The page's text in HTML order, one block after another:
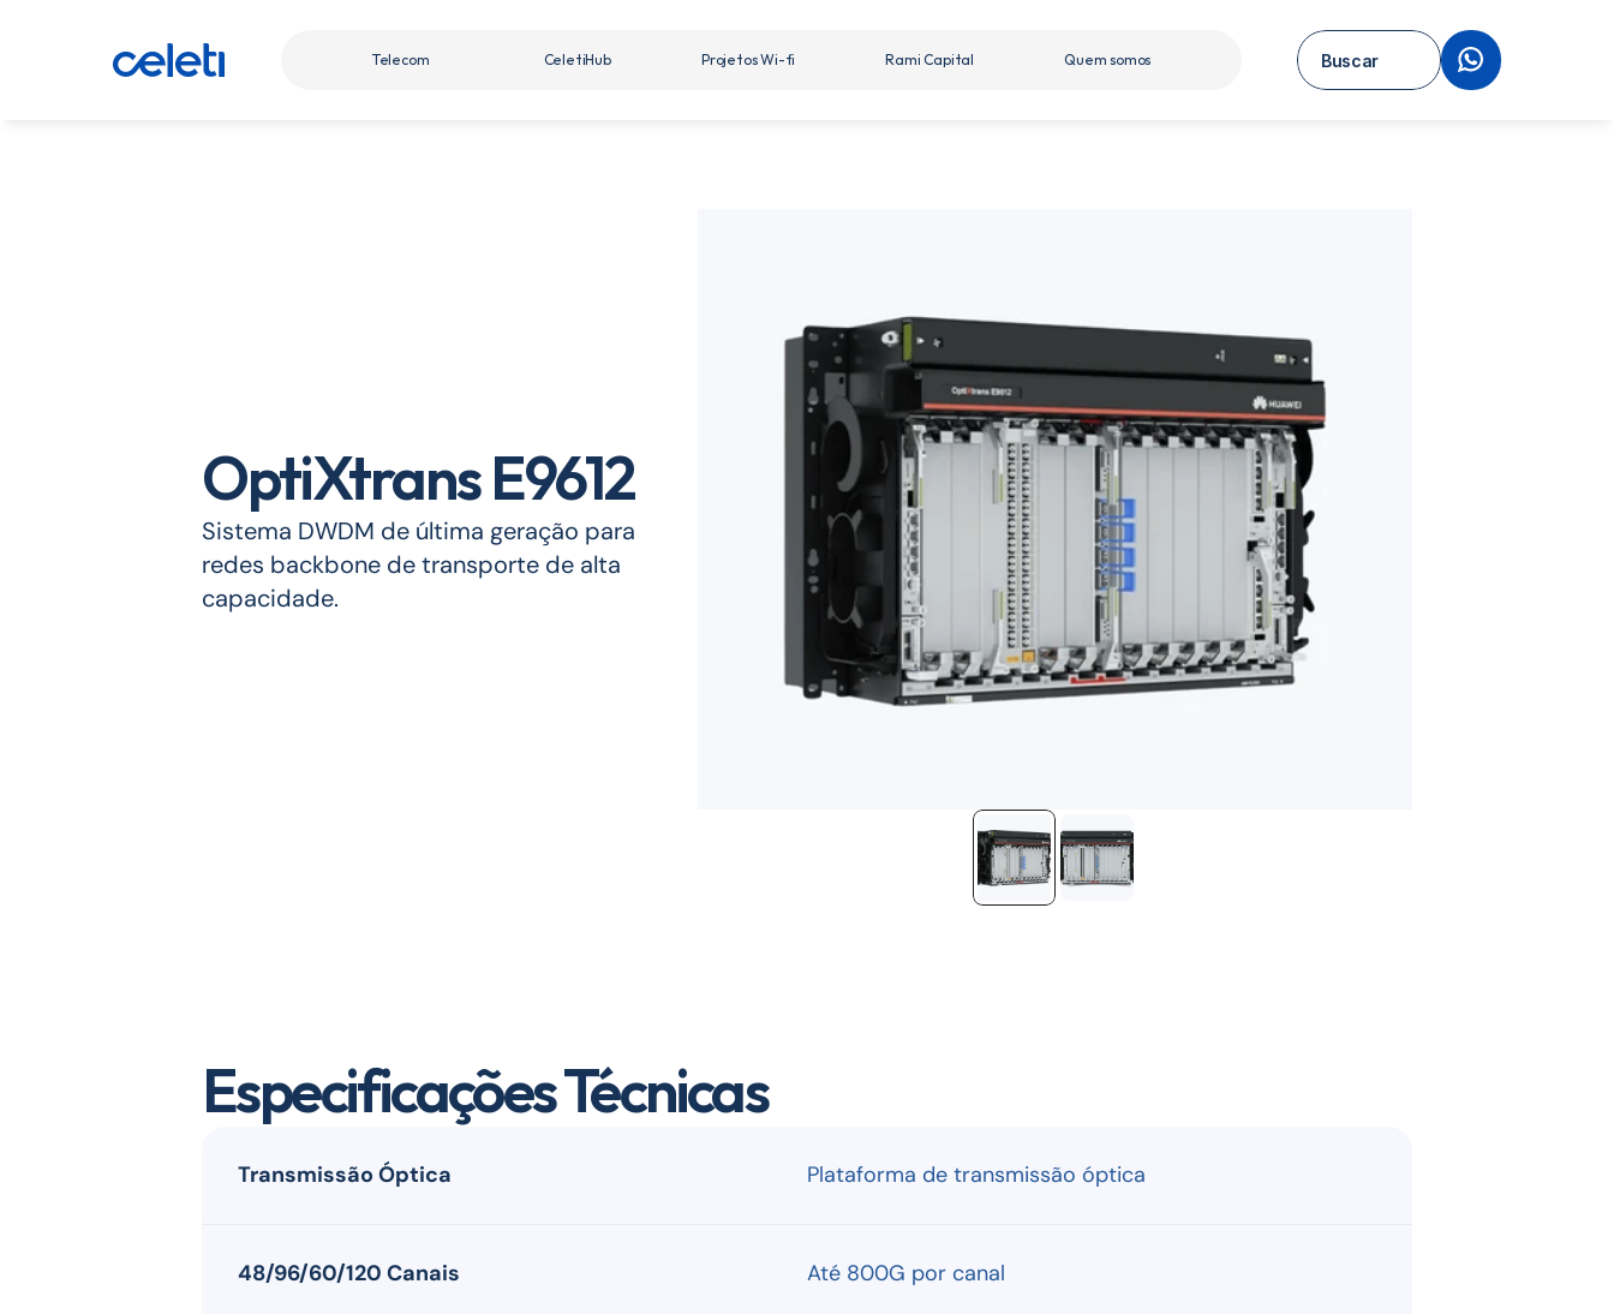
OptiXtrans E9612
Sistema DWDM de última geração para
redes backbone de transporte de alta
capacidade.
Telecom CeletiHub Projetos Wi-fi Rami Capital Quem somos Buscar
Especificações Técnicas
Transmissão Óptica Plataforma de transmissão óptica
48/96/60/120 Canais Até 800G por canal